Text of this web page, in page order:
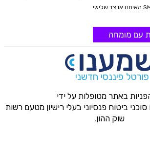
עם מומחה
פורטל פיננסי חדשני
באתר מטופלות על ידי
ביטוח פנסיוני בעלי רישיון מטעם רשות
שוק ההון.